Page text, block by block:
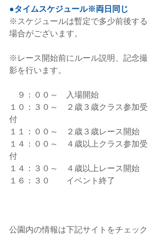
●タイムスケジュール※両日同じ
※スケジュールは暫定で多少前後する
場合がございます。
※レース開始前にルール説明、記念撮
影を行います。
９：００～　入場開始
１０：３０～　２歳３歳クラス参加受
付
１１：００～　２歳３歳レース開始
１４：００～　４歳以上クラス参加受
付
１４：３０～　４歳以上レース開始
１６：３０　　イベント終了
公園内の情報は下記サイトをチェック